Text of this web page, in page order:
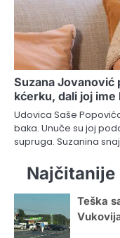
Suzana Jovanović
kćerku, dali joj
Udovica Saše
baka. Unuče su joj
supruga. Suzanina
Najčitanije
Teška